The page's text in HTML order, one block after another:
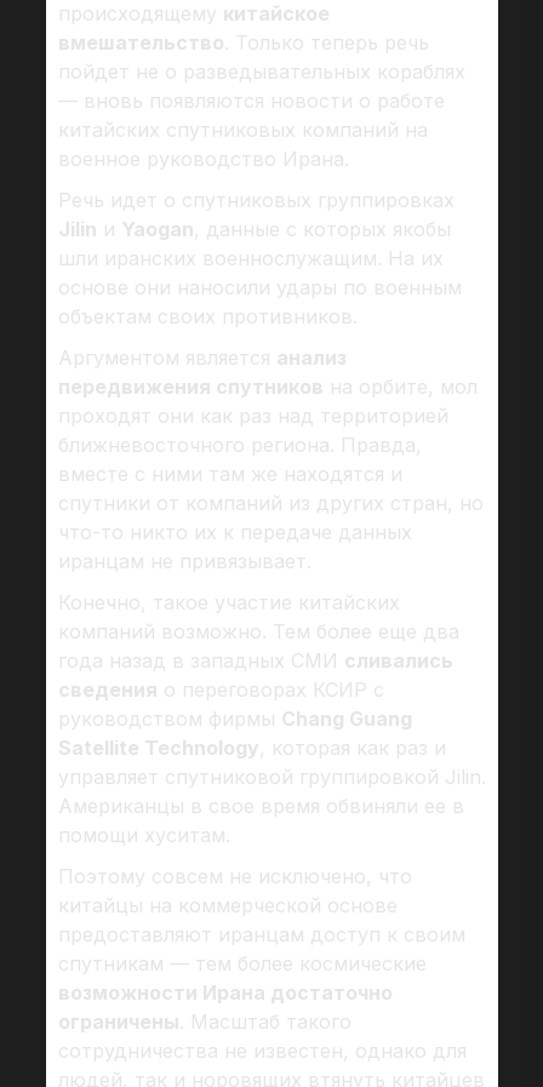
происходящему китайское
вмешательство. Только теперь речь
пойдет не о разведывательных кораблях
— вновь появляются новости о работе
китайских спутниковых компаний на
военное руководство Ирана.
Речь идет о спутниковых группировках
Jilin и Yaogan, данные с которых якобы
шли иранских военнослужащим. На их
основе они наносили удары по военным
объектам своих противников.
Аргументом является анализ
передвижения спутников на орбите, мол
проходят они как раз над территорией
ближневосточного региона. Правда,
вместе с ними там же находятся и
спутники от компаний из других стран, но
что-то никто их к передаче данных
иранцам не привязывает.
Конечно, такое участие китайских
компаний возможно. Тем более еще два
года назад в западных СМИ сливались
сведения о переговорах КСИР с
руководством фирмы Chang Guang
Satellite Technology, которая как раз и
управляет спутниковой группировкой Jilin.
Американцы в свое время обвиняли ее в
помощи хуситам.
Поэтому совсем не исключено, что
китайцы на коммерческой основе
предоставляют иранцам доступ к своим
спутникам — тем более космические
возможности Ирана достаточно
ограничены. Масштаб такого
сотрудничества не известен, однако для
людей, так и норовящих втянуть китайцев